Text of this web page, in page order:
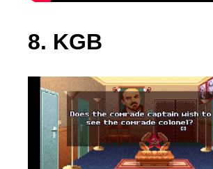
8. KGB